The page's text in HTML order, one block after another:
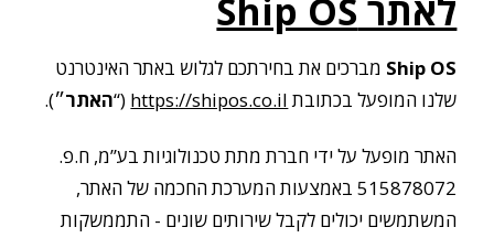
לאתר Ship OS
Ship OS מברכים את בחירתכם לגלוש באתר האינטרנט
שלנו המופעל בכתובתhttps://shipos.co.il
(“האתר״).
האתר מופעל על ידי חברת מתת טכנולוגיות בע”מ, ח.פ.
515878072 באמצעות המערכת החכמה של האתר,
המשתמשים יכולים לקבל שירותים שונים - התממשקות